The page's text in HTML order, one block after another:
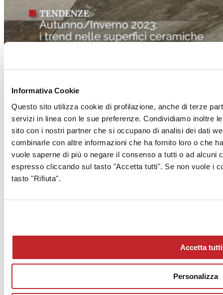
Informativa Cookie
Questo sito utilizza cookie di profilazione, anche di terze
servizi in linea con le sue preferenze. Condividiamo inoltre
sito con i nostri partner che si occupano di analisi dei dati
combinarle con altre informazioni che ha fornito loro o che
vuole saperne di più o negare il consenso a tutti o ad alcuni
espresso cliccando sul tasto "Accetta tutti". Se non vuole i
tasto "Rifiuta".
Accetta tutti
Personalizza
Superfici Ceramiche
Piemme
grès porcellanato
Evoluta
Cosmopolitan
60x120 - 9,5 mm
Certificazioni
ISO 9001, ISO 14001, LEED
Altre info sul prodotto >
Mog 231/01